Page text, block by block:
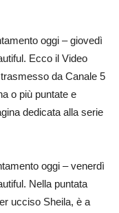
oggi – giovedì
Ecco il Video
da Canale 5
o più puntate e
dedicata alla serie
oggi – venerdì
Nella puntata
ucciso Sheila, è a